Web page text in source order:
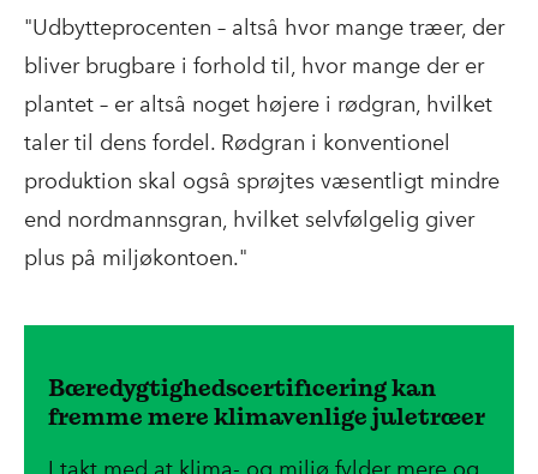
"Udbytteprocenten – altså hvor mange træer, der
bliver brugbare i forhold til, hvor mange der er
plantet – er altså noget højere i rødgran, hvilket
taler til dens fordel. Rødgran i konventionel
produktion skal også sprøjtes væsentligt mindre
end nordmannsgran, hvilket selvfølgelig giver
plus på miljøkontoen."
Bæredygtighedscertificering kan
fremme mere klimavenlige juletræer